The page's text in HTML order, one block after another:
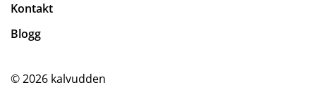
Kontakt
Blogg
© 2026 kalvudden